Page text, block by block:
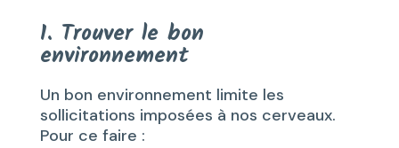
1. Trouver le bon
environnement
Un bon environnement limite les
sollicitations imposées à nos cerveaux.
Pour ce faire :